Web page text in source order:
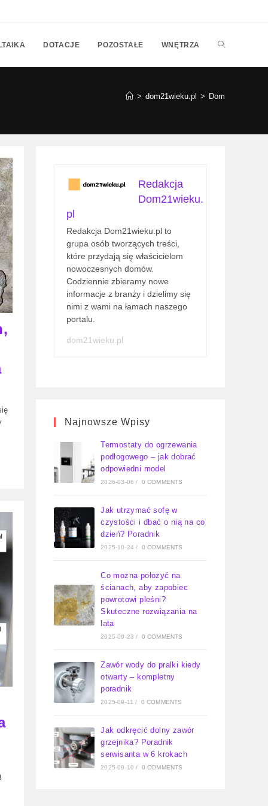
DOTACJE POZOSTAŁE WNĘTRZA TOGGLE
SEARCH
> dom21wieku.pl > Dom
Redakcja
Dom21wieku.
pl
Redakcja Dom21wieku.pl to
grupa osób tworzących treści,
które przydają się właścicielom
nowoczesnych domów.
Codziennie zbieramy nowe
informacje z branży i dzielimy się
nimi z wami na łamach naszego
portalu.
dom21wieku.pl
Najnowsze Wpisy
Termostaty do ogrzewania
podłogowego – jak dobrać
odpowiedni model
2026-03-06 / 0 COMMENTS
Jak utrzymać sofę w
czystości i dbać o nią na co
dzień? Poradnik
2025-10-24 / 0 COMMENTS
Co można położyć na
ścianach, aby zapobiec
powrotowi pleśni?
Skuteczne rozwiązania na
lata
2025-09-23 / 0 COMMENTS
Zawór wody do pralki kiedy
otwarty – kompletny
poradnik
2025-09-11 / 0 COMMENTS
Jak odkręcić dolny zawór
grzejnika? Poradnik
serwisanta w 6 krokach
2025-09-10 / 0 COMMENTS